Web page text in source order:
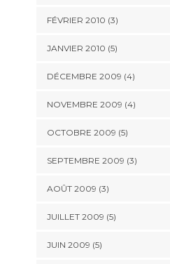
FÉVRIER 2010 (3)
JANVIER 2010 (5)
DÉCEMBRE 2009 (4)
NOVEMBRE 2009 (4)
OCTOBRE 2009 (5)
SEPTEMBRE 2009 (3)
AOÛT 2009 (3)
JUILLET 2009 (5)
JUIN 2009 (5)